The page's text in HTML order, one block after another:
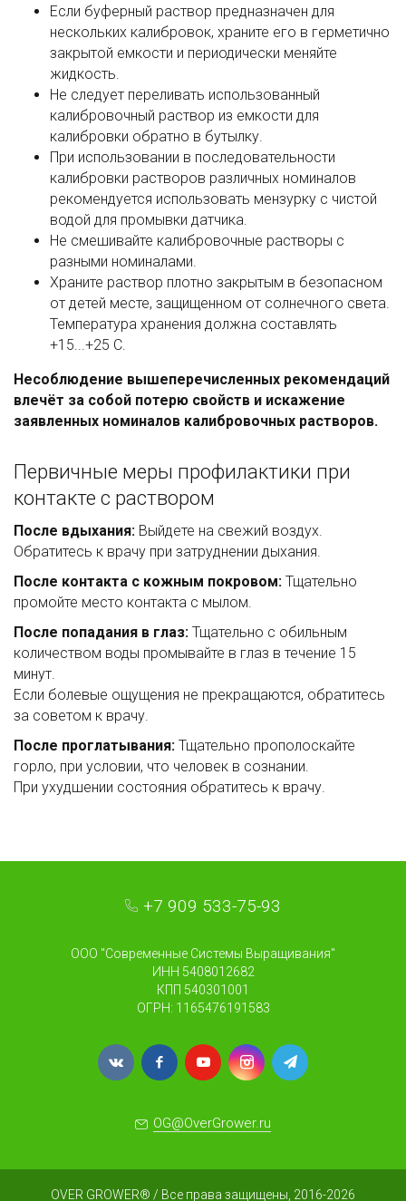
Если буферный раствор предназначен для
нескольких калибровок, храните его в герметично
закрытой емкости и периодически меняйте
жидкость.
Не следует переливать использованный
калибровочный раствор из емкости для
калибровки обратно в бутылку.
При использовании в последовательности
калибровки растворов различных номиналов
рекомендуется использовать мензурку с чистой
водой для промывки датчика.
Не смешивайте калибровочные растворы с
разными номиналами.
Храните раствор плотно закрытым в безопасном
от детей месте, защищенном от солнечного света.
Температура хранения должна составлять
+15...+25 C.
Несоблюдение вышеперечисленных рекомендаций
влечёт за собой потерю свойств и искажение
заявленных номиналов калибровочных растворов.
Первичные меры профилактики при
контакте с раствором
После вдыхания: Выйдете на свежий воздух.
Обратитесь к врачу при затруднении дыхания.
После контакта с кожным покровом: Тщательно
промойте место контакта с мылом.
После попадания в глаз: Тщательно с обильным
количеством воды промывайте в глаз в течение 15
минут.
Если болевые ощущения не прекращаются, обратитесь
за советом к врачу.
После проглатывания: Тщательно прополоскайте
горло, при условии, что человек в сознании.
При ухудшении состояния обратитесь к врачу.
+7 909 533-75-93
ООО "Современные Системы Выращивания"
ИНН 5408012682
КПП 540301001
ОГРН: 1165476191583
OG@OverGrower.ru
OVER GROWER® / Все права защищены, 2016-2026